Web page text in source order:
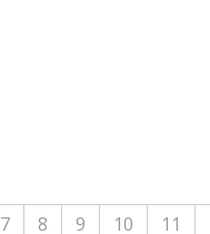
7 8 9 10 11